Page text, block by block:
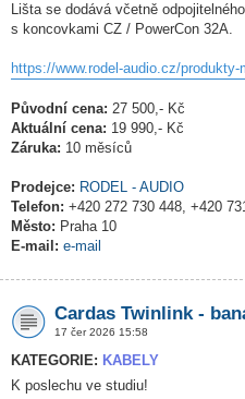
Lišta se dodává včetně
s koncovkami CZ / PowerCon 32A.
https://www.rodel-audio.cz/
Původní cena: 27 500,- Kč
Aktuální cena: 19 990,- Kč
Záruka: 10 měsíců
Prodejce: RODEL - AUDIO
Telefon: +420 272 730 448, +420
Město: Praha 10
E-mail: e-mail
Cardas Twinlink -
17 čer 2026 15:58
KATEGORIE: KABELY
K poslechu ve studiu!